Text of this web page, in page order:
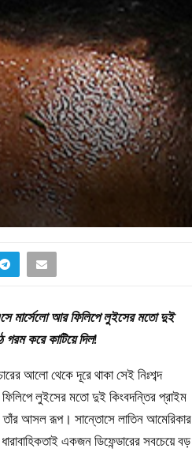
মার্সেলো আর ফিলিপে লুইসের মতো দুই
গরম করে কাটিয়ে দিল!
আলো থেকে দূরে থাকা সেই নিঃশব্দ
ফিলিপে লুইসের মতো দুই কিংবদন্তির প্রাইম
তাঁর আসল রূপ। সান্তোসে লাতিন আমেরিকার
একজন ডিফেন্ডারের সবচেয়ে বড়